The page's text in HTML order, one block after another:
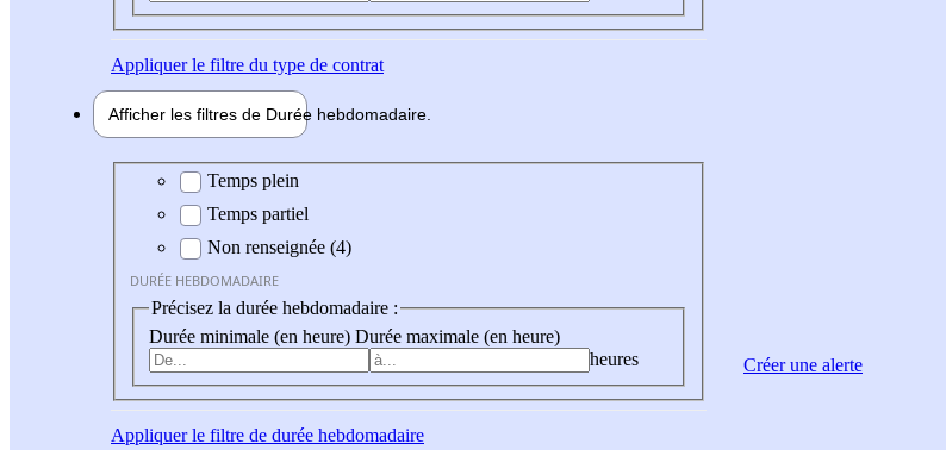
Appliquerle filtre du type de contrat
Afficher les filtres de Durée hebdomadaire
Durée hebdomadaire
Temps plein
Temps partiel
Non renseignée (4)
DURÉE HEBDOMADAIRE
Précisez la durée hebdomadaire :
Durée minimale (en heure) Durée maximale (en heure)
heures
Appliquerle filtre de durée hebdomadaire
Créer une alerte